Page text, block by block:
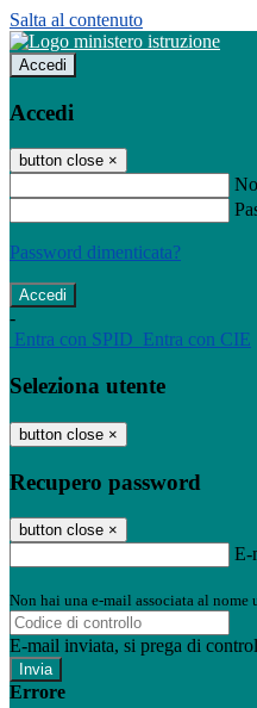
Salta al contenuto
Accedi
Accedi
button close ×
Password dimenticata?
-
Entra con SPID Entra con CIE
Seleziona utente
button close ×
Recupero password
button close ×
E-
Non hai una e-mail associata al
E-mail inviata, si prega di
Errore